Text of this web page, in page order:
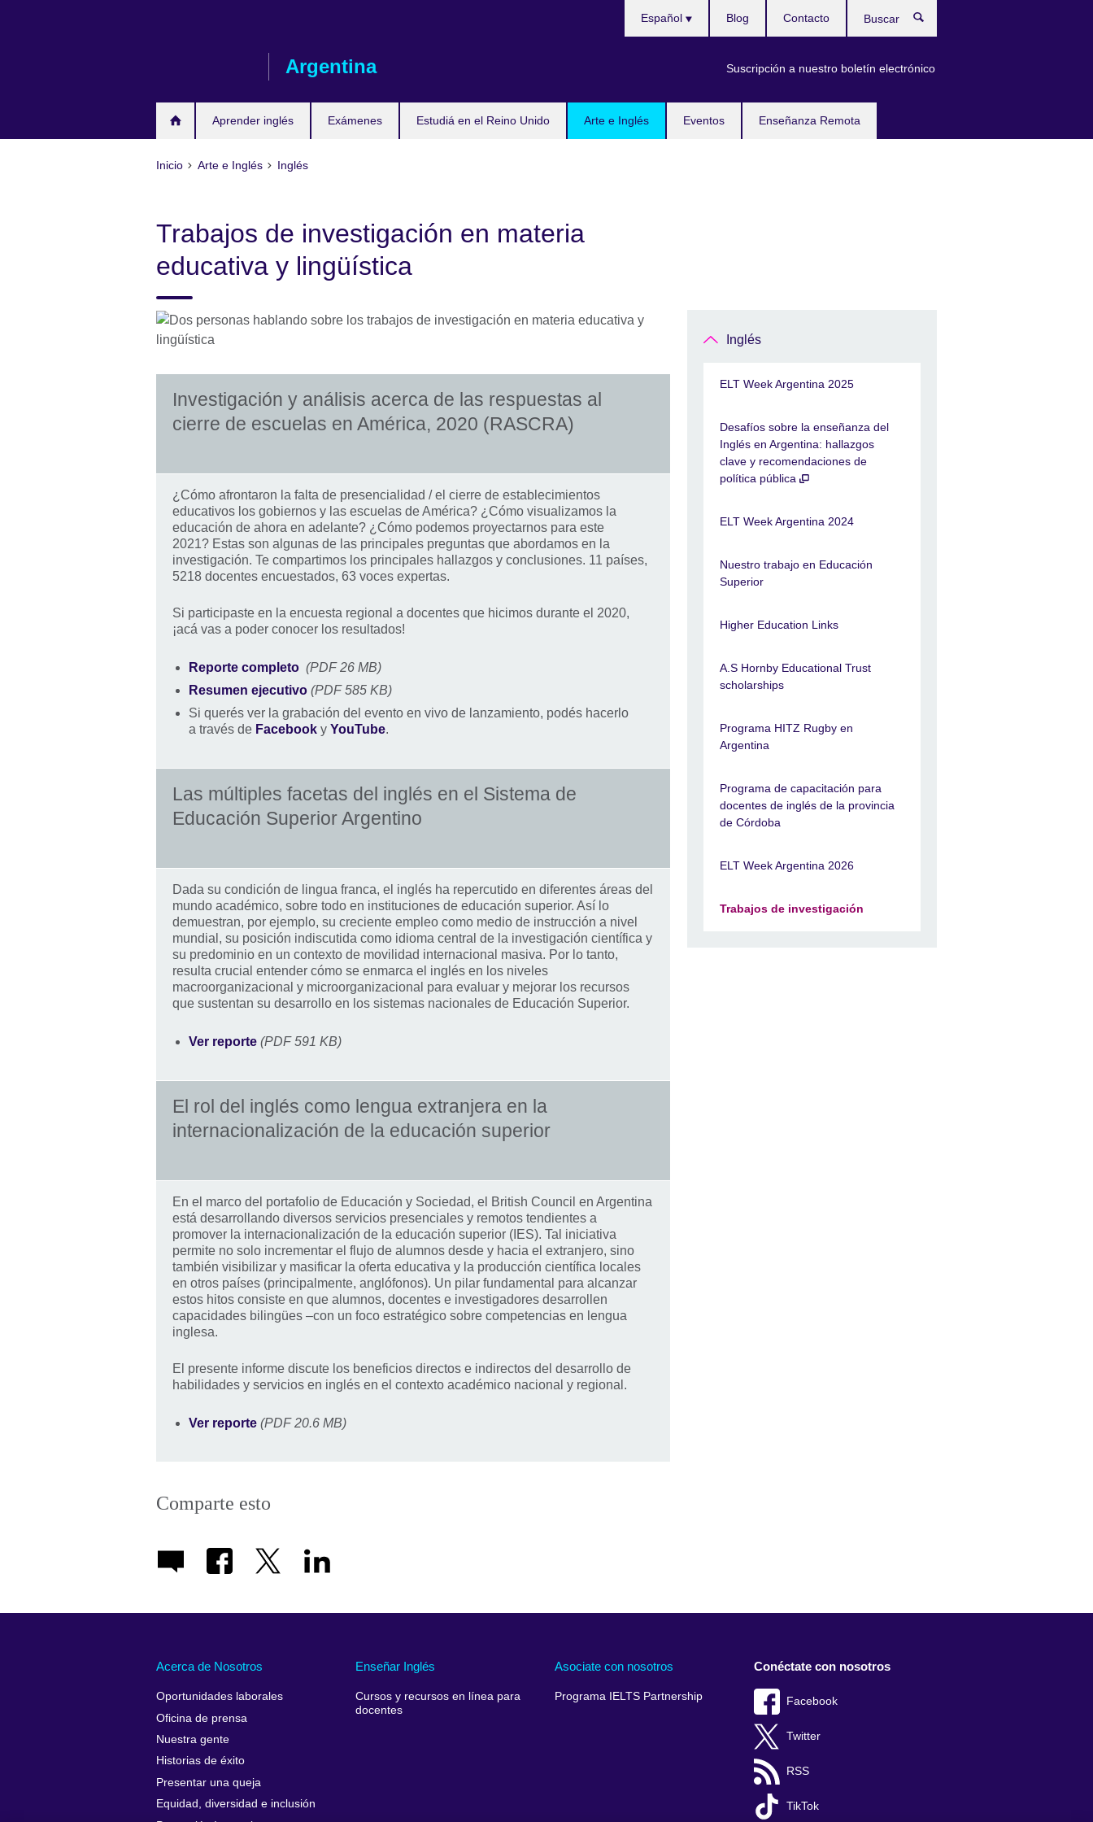
Argentina
Aprender inglés Exámenes Estudiá en el Reino Unido Arte e Inglés Eventos Enseñanza Remota
Español
Suscripción a nuestro boletín electrónico
Blog Contacto
Inicio Arte e Inglés Inglés
Trabajos de investigación en materia
educativa y lingüística
Investigación y análisis acerca de las respuestas al
cierre de escuelas en América, 2020 (RASCRA)
¿Cómo afrontaron la falta de presencialidad / el cierre de establecimientos
educativos los gobiernos y las escuelas de América? ¿Cómo visualizamos la
educación de ahora en adelante? ¿Cómo podemos proyectarnos para este
2021? Estas son algunas de las principales preguntas que abordamos en la
investigación. Te compartimos los principales hallazgos y conclusiones. 11 países,
5218 docentes encuestados, 63 voces expertas.
Si participaste en la encuesta regional a docentes que hicimos durante el 2020,
¡acá vas a poder conocer los resultados!
Reporte completo (PDF 26 MB)
Resumen ejecutivo (PDF 585 KB)
Si querés ver la grabación del evento en vivo de lanzamiento, podés hacerlo
a través de Facebook y YouTube.
Las múltiples facetas del inglés en el Sistema de
Educación Superior Argentino
Dada su condición de lingua franca, el inglés ha repercutido en diferentes áreas del
mundo académico, sobre todo en instituciones de educación superior. Así lo
demuestran, por ejemplo, su creciente empleo como medio de instrucción a nivel
mundial, su posición indiscutida como idioma central de la investigación científica y
su predominio en un contexto de movilidad internacional masiva. Por lo tanto,
resulta crucial entender cómo se enmarca el inglés en los niveles
macroorganizacional y microorganizacional para evaluar y mejorar los recursos
que sustentan su desarrollo en los sistemas nacionales de Educación Superior.
Ver reporte (PDF 591 KB)
El rol del inglés como lengua extranjera en la
internacionalización de la educación superior
En el marco del portafolio de Educación y Sociedad, el British Council en Argentina
está desarrollando diversos servicios presenciales y remotos tendientes a
promover la internacionalización de la educación superior (IES). Tal iniciativa
permite no solo incrementar el flujo de alumnos desde y hacia el extranjero, sino
también visibilizar y masificar la oferta educativa y la producción científica locales
en otros países (principalmente, anglófonos). Un pilar fundamental para alcanzar
estos hitos consiste en que alumnos, docentes e investigadores desarrollen
capacidades bilingües –con un foco estratégico sobre competencias en lengua
inglesa.
El presente informe discute los beneficios directos e indirectos del desarrollo de
habilidades y servicios en inglés en el contexto académico nacional y regional.
Ver reporte (PDF 20.6 MB)
Comparte esto
Inglés
ELT Week Argentina 2025
Desafíos sobre la enseñanza del
Inglés en Argentina: hallazgos
clave y recomendaciones de
política pública
ELT Week Argentina 2024
Nuestro trabajo en Educación
Superior
Higher Education Links
A.S Hornby Educational Trust
scholarships
Programa HITZ Rugby en
Argentina
Programa de capacitación para
docentes de inglés de la provincia
de Córdoba
ELT Week Argentina 2026
Trabajos de investigación
Acerca de Nosotros
Oportunidades laborales
Oficina de prensa
Nuestra gente
Historias de éxito
Presentar una queja
Equidad, diversidad e inclusión
Enseñar Inglés
Cursos y recursos en línea para
docentes
Asociate con nosotros
Programa IELTS Partnership
Conéctate con nosotros
Facebook
Twitter
RSS
TikTok